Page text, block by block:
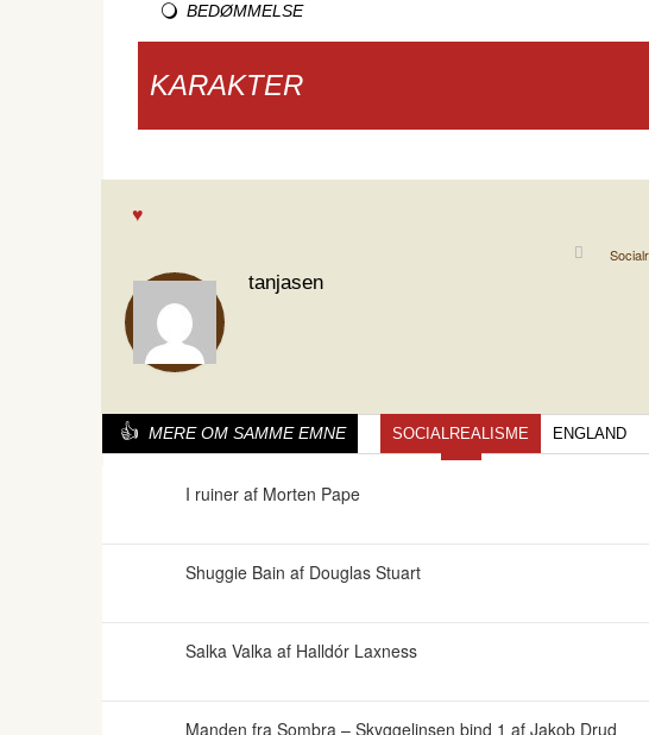
BEDØMMELSE
KARAKTER
tanjasen
MERE OM SAMME EMNE SOCIALREALISME ENGLAND
I ruiner af Morten Pape
Shuggie Bain af Douglas Stuart
Salka Valka af Halldór Laxness
Manden fra Sombra – Skyggelinsen bind 1 af Jakob Drud